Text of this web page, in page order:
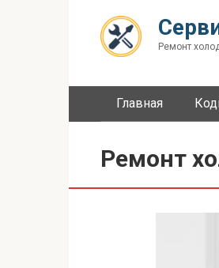
Ремонт
Главная
Ремонт